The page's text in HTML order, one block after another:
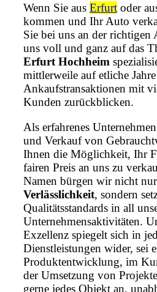
Wenn Sie aus Erfurt oder
kommen und Ihr Auto
Sie bei uns an der richtigen
uns voll und ganz auf das
Erfurt Hochheim
mittlerweile auf etliche
Ankaufstransaktionen mit
Kunden zurückblicken.
Als erfahrenes
und Verkauf von
Ihnen die Möglichkeit, Ihr
fairen Preis an uns zu
Namen bürgen wir nicht
Verlässlichkeit, sondern
Qualitätsstandards in all
Unternehmensaktivitäten.
Exzellenz spiegelt sich in
Dienstleistungen wider, sei
Produktentwicklung, im
der Umsetzung von
gerne jedes Objekt an,